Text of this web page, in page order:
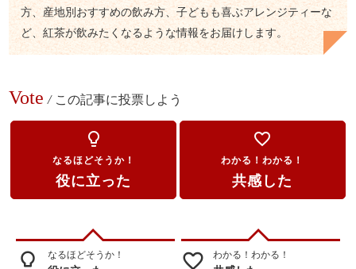
方、産地別おすすめの飲み方、子どもも喜ぶアレンジティーな
ど、紅茶が飲みたくなるような情報をお届けします。
Vote / この記事に投票しよう
lightbulb_outline
なるほどそうか！
役に立った
favorite_border
わかる！わかる！
共感した
lightbulb_outline なるほどそうか！ favorite_border わかる！わかる！